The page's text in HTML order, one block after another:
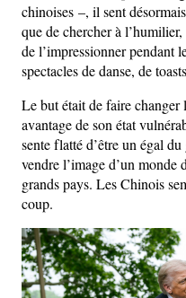
chinoises –, il sent
que de chercher à
de l’impressionner pendant
spectacles de danse, de
Le but était de faire
avantage de son état
sente flatté d’être un égal
vendre l’image d’un
grands pays. Les Chinois
coup.